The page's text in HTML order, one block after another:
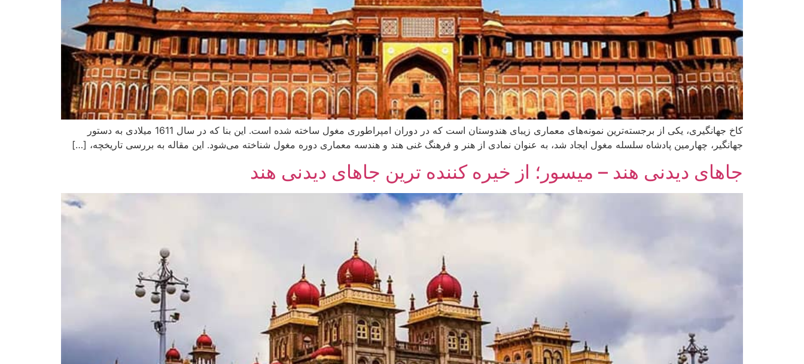
کاخ جهانگیری، یکی از برجسته‌ترین نمونه‌های معماری زیبای هندوستان است که در دوران امپراطوری مغول ساخته شده است. این بنا که در سال 1611 میلادی به دستور
جهانگیر، چهارمین پادشاه سلسله مغول ایجاد شد، به عنوان نمادی از هنر و فرهنگ غنی هند و هندسه معماری دوره مغول شناخته می‌شود. این مقاله به بررسی تاریخچه، […]
جاهای دیدنی هند – میسور؛ از خیره کننده ترین جاهای دیدنی هند